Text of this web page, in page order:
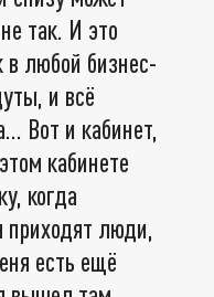
так. И это
в любой бизнес-
и всё
Вот и кабинет,
кабинете
когда
люди,
есть ещё